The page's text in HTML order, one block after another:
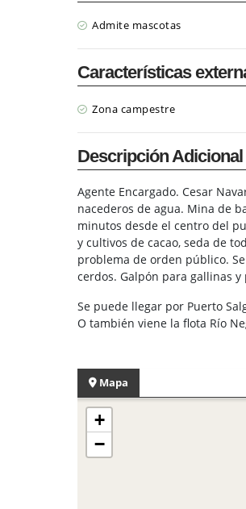
Admite mascotas
Características
Zona campestre
Descripción Adicional
Agente Encargado. Cesar
nacederos de agua. Mina de
minutos desde el centro del
y cultivos de cacao, seda de
problema de orden público.
cerdos. Galpón para gallinas
Se puede llegar por Puerto
O también viene la flota Río
Mapa
+
−